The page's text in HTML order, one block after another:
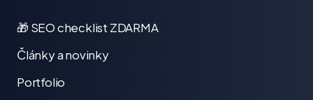
🎁 SEO checklist ZDARMA
Články a novinky
Portfolio